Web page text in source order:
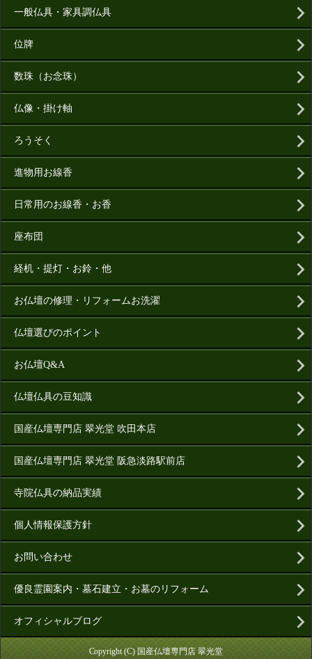
一般仏具・家具調仏具
位牌
数珠（お念珠）
仏像・掛け軸
ろうそく
進物用お線香
日常用のお線香・お香
座布団
経机・提灯・お鈴・他
お仏壇の修理・リフォームお洗濯
仏壇選びのポイント
お仏壇Q&A
仏壇仏具の豆知識
国産仏壇専門店 翠光堂 吹田本店
国産仏壇専門店 翠光堂 阪急淡路駅前店
寺院仏具の納品実績
個人情報保護方針
お問い合わせ
優良霊園案内・墓石建立・お墓のリフォーム
オフィシャルブログ
Copyright (C) 国産仏壇専門店 翠光堂